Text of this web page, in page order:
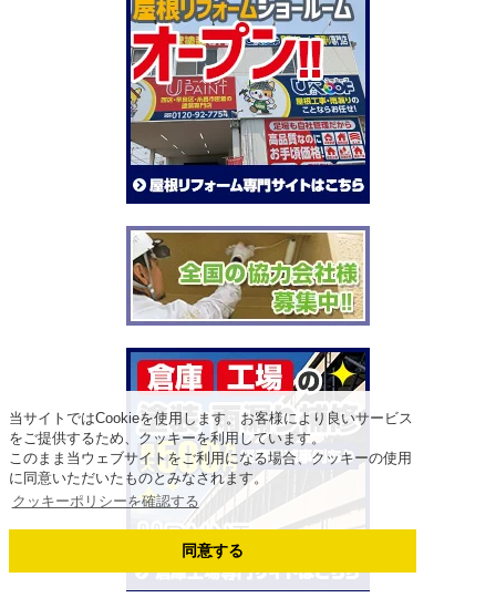
当サイトではCookieを使用します。お客様により良いサービス
をご提供するため、クッキーを利用しています。
このまま当ウェブサイトをご利用になる場合、クッキーの使用
に同意いただいたものとみなされます。
クッキーポリシーを確認する
同意する